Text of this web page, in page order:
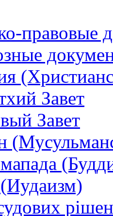
правовые
Завет
Завет